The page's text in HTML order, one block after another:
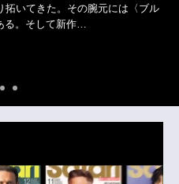
ョン。上品で落ち着いたワードロ
粋な小物をひと足…